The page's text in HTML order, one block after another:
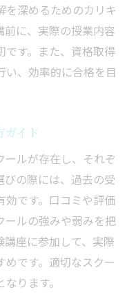
の資格取得法
スクール比較
格取得の流れ
スクール選び
補助金情報
つ補助金情報
する仙台の道
の学び方
での資格取得法
の最新情報
台補助金活用法
と補助金のコツ
を深めるためのカリキ
前に、実際の授業内容
です。また、資格取得
い、効率的に合格を目
イド
ルが存在し、それぞ
の際には、過去の受
です。口コミや評価
ールの強みや弱みを把
座に参加して、実際
です。適切なスクー
ります。